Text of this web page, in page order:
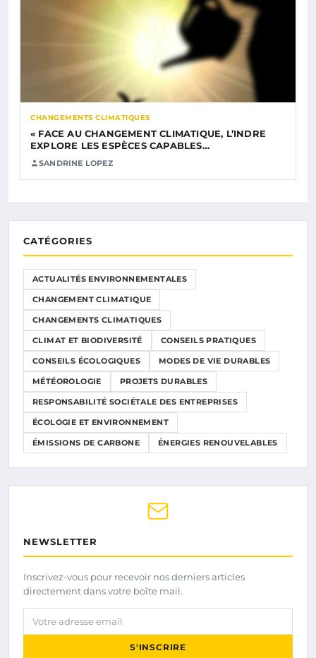
CHANGEMENTS CLIMATIQUES
« FACE AU CHANGEMENT CLIMATIQUE, L’INDRE
EXPLORE LES ESPÈCES CAPABLES…
SANDRINE LOPEZ
CATÉGORIES
ACTUALITÉS ENVIRONNEMENTALES
CHANGEMENT CLIMATIQUE
CHANGEMENTS CLIMATIQUES
CLIMAT ET BIODIVERSITÉ CONSEILS PRATIQUES
CONSEILS ÉCOLOGIQUES MODES DE VIE DURABLES
MÉTÉOROLOGIE PROJETS DURABLES
RESPONSABILITÉ SOCIÉTALE DES ENTREPRISES
ÉCOLOGIE ET ENVIRONNEMENT
ÉMISSIONS DE CARBONE ÉNERGIES RENOUVELABLES
NEWSLETTER
Inscrivez-vous pour recevoir nos derniers articles
directement dans votre boîte mail.
Votre adresse email
S'INSCRIRE